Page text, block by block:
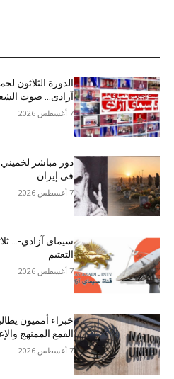
الدورة الثلاثون
آزادی… صوت
7 أغسطس 2026
في إيران
7 أغسطس 2026
سيمای آزادي-…
التعتيم
7 أغسطس 2026
خبراء أمميون
القمع الممنهج
7 أغسطس 2026